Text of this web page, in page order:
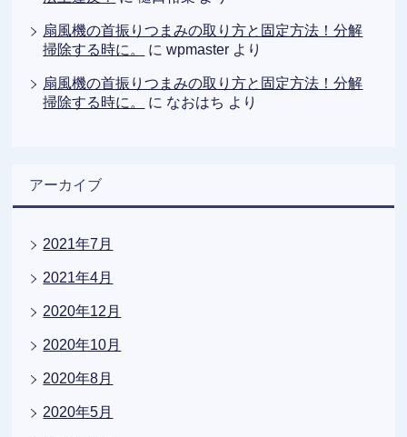
扇風機の首振りつまみの取り方と固定方法！分解
掃除する時に。
にwpmaster より
扇風機の首振りつまみの取り方と固定方法！分解
掃除する時に。
に なおはち より
アーカイブ
2021年7月
2021年4月
2020年12月
2020年10月
2020年8月
2020年5月